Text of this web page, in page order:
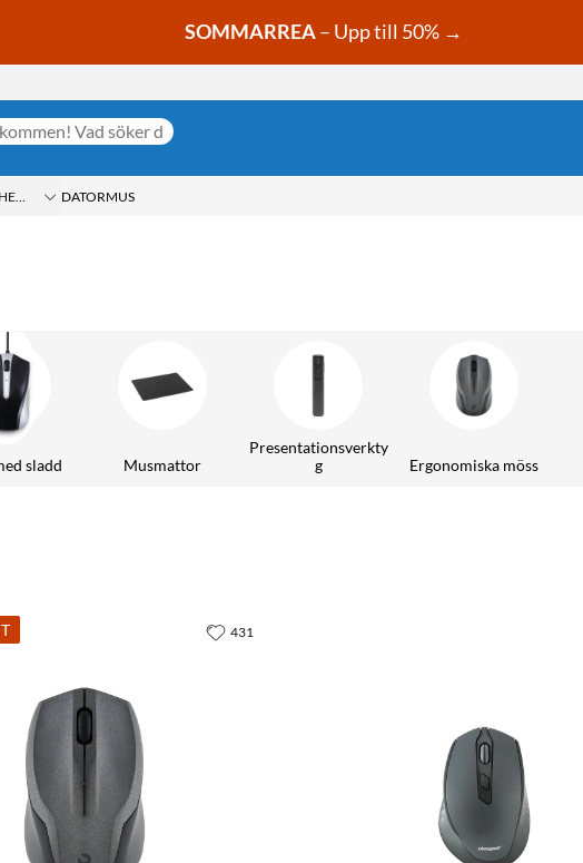
SOMMARREA– Upp till 50% →
DATORMUS
sladd Musmattor
Presentationsverkty
g
Ergonomiska möss
431